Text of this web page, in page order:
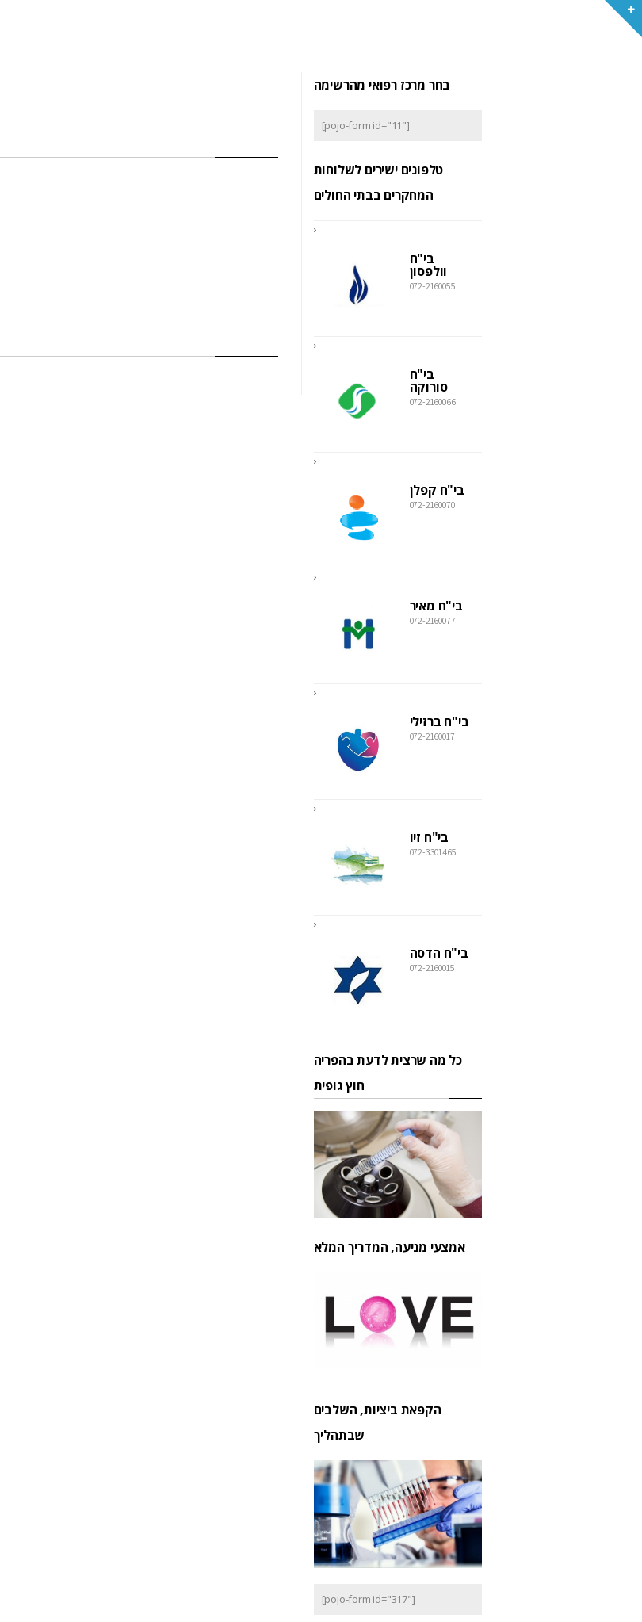
בחר מרכז רפואי מהרשימה
[pojo-form id="11"]
טלפונים ישירים לשלוחות
המחקרים בבתי החולים
בי"ח
וולפסון
072-2160055
בי"ח
סורוקה
072-2160066
בי"ח קפלן
072-2160070
בי"ח מאיר
072-2160077
בי"ח ברזילי
072-2160017
בי"ח זיו
072-3301465
בי"ח הדסה
072-2160015
כל מה שרצית לדעת בהפריה
חוץ גופית
אמצעי מניעה, המדריך המלא
הקפאת ביציות, השלבים
שבתהליך
[pojo-form id="317"]